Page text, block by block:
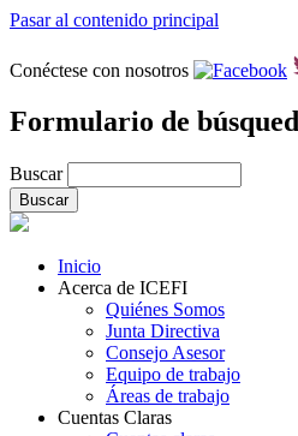
Pasar al contenido principal
Conéctese con nosotros
Formulario de
Buscar
Inicio
Acerca de ICEFI
Quiénes Somos
Junta Directiva
Consejo Asesor
Equipo de trabajo
Áreas de trabajo
Cuentas Claras